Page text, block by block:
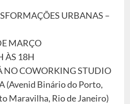
URBANAS –
MARÇO
ÀS 18H
NO COWORKING STUDIO
(Avenid Binário do Porto,
Maravilha, Rio de Janeiro)